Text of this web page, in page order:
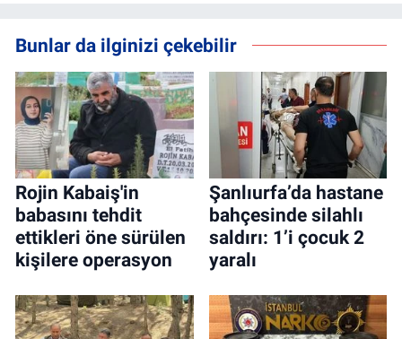
Bunlar da ilginizi çekebilir
Rojin Kabaiş'in
babasını tehdit
ettikleri öne sürülen
kişilere operasyon
Şanlıurfa’da hastane
bahçesinde silahlı
saldırı: 1’i çocuk 2
yaralı